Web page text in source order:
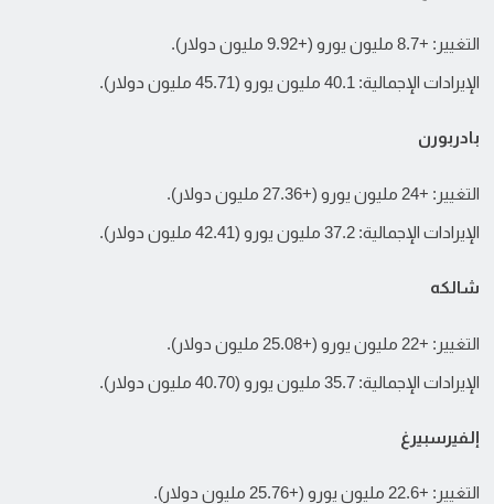
التغيير: +8.7 مليون يورو (+9.92 مليون دولار).
الإيرادات الإجمالية: 40.1 مليون يورو (45.71 مليون دولار).
بادربورن
التغيير: +24 مليون يورو (+27.36 مليون دولار).
الإيرادات الإجمالية: 37.2 مليون يورو (42.41 مليون دولار).
شالكه
التغيير: +22 مليون يورو (+25.08 مليون دولار).
الإيرادات الإجمالية: 35.7 مليون يورو (40.70 مليون دولار).
إلفيرسبيرغ
التغيير: +22.6 مليون يورو (+25.76 مليون دولار).